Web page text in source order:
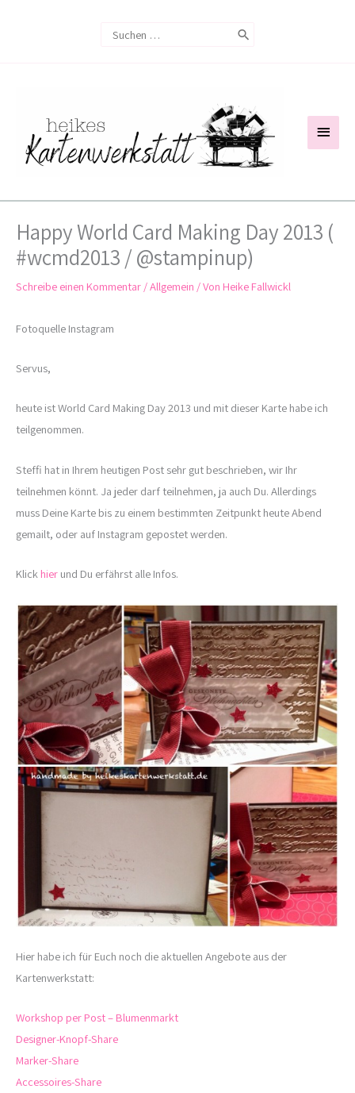
Search
Happy World Card Making Day 2013 (
#wcmd2013 / @stampinup)
Schreibe einen Kommentar /Allgemein / Von Heike Fallwickl
Fotoquelle Instagram
Servus,
heute ist World Card Making Day 2013 und mit dieser Karte habe ich
teilgenommen.
Steffi hat in Ihrem heutigen Post sehr gut beschrieben, wir Ihr
teilnehmen könnt. Ja jeder darf teilnehmen, ja auch Du. Allerdings
muss Deine Karte bis zu einem bestimmten Zeitpunkt heute Abend
gemailt, oder auf Instagram gepostet werden.
Klick hier und Du erfährst alle Infos.
Hier habe ich für Euch noch die aktuellen Angebote aus der
Kartenwerkstatt:
Workshop per Post – Blumenmarkt
Designer-Knopf-Share
Marker-Share
Accessoires-Share